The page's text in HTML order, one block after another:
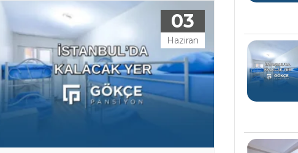
düzenli, ulaşımı kolay ve günlük
yaşamını pratik hale getiren bir yerde
konaklaması önemlidir. İş, eğitim, proje,
staj, geçici görevlendirme veya ev arama
süreci nedeniyle İstanbul’da haftalarca
ya da aylarca…
03
Haziran